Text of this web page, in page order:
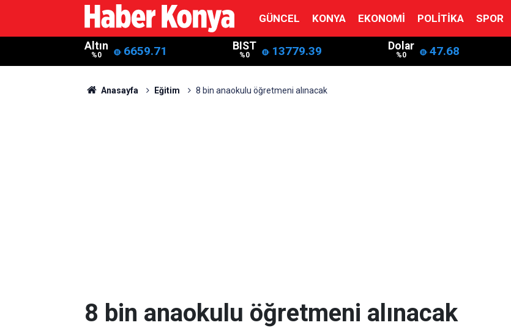
GÜNCEL KONYA EKONOMI POLITIKA SPOR
Altın
%0 6659.71 BIST
%0 13779.39 Dolar
%0 47.68
Anasayfa Eğitim 8 bin anaokulu öğretmeni alınacak
8 bin anaokulu öğretmeni alınacak